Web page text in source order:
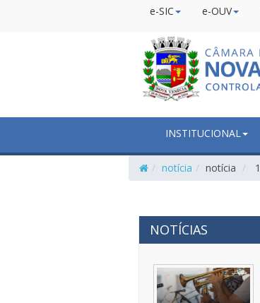
e-SIC e-OUV
INSTITUCIONAL
notícia notícia 1
NOTÍCIAS